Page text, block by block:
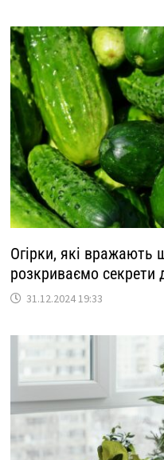
Огірки, які
розкриваємо секрети
31.12.2024 19:33